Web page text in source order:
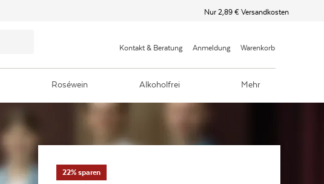
Nur 2,89 € Versandkosten
Kontakt & Beratung Anmeldung Warenkorb
Roséwein Alkoholfrei Mehr
22% sparen